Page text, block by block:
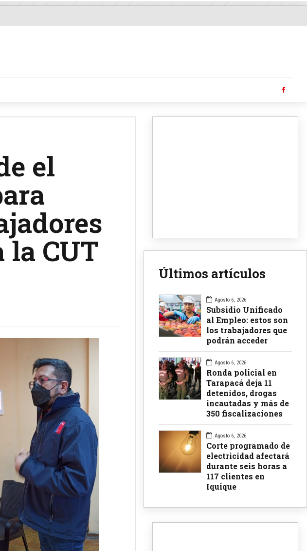
el
la CUT
Últimos artículos
Agosto 6, 2026
Subsidio Unificado
al Empleo: estos son
los trabajadores que
podrán acceder
Agosto 6, 2026
Ronda policial en
Tarapacá deja 11
detenidos, drogas
incautadas y más de
350 fiscalizaciones
Agosto 6, 2026
Corte programado de
electricidad afectará
durante seis horas a
117 clientes en
Iquique